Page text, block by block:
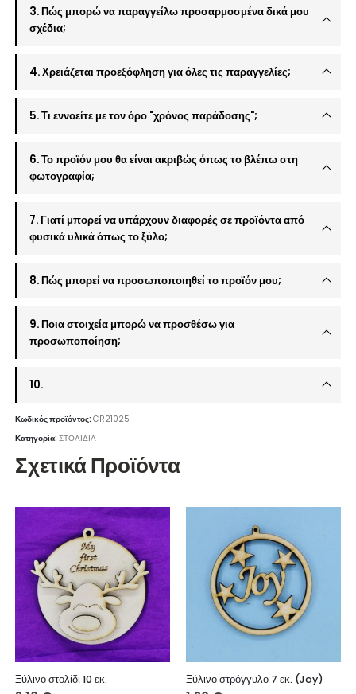
3. Πώς μπορώ να παραγγείλω προσαρμοσμένα δικά μου
σχέδια;
4. Χρειάζεται προεξόφληση για όλες τις παραγγελίες;
5. Τι εννοείτε με τον όρο "χρόνος παράδοσης";
6. Το προϊόν μου θα είναι ακριβώς όπως το βλέπω στη
φωτογραφία;
7. Γιατί μπορεί να υπάρχουν διαφορές σε προϊόντα από
φυσικά υλικά όπως το ξύλο;
8. Πώς μπορεί να προσωποποιηθεί το προϊόν μου;
9. Ποια στοιχεία μπορώ να προσθέσω για
προσωποποίηση;
10.
Κωδικός προϊόντος:CR21025
Κατηγορία:ΣΤΟΛΙΔΙΑ
Σχετικά Προϊόντα
Ξύλινο στολίδι 10 εκ. Ξύλινο στρόγγυλο 7 εκ. (Joy)